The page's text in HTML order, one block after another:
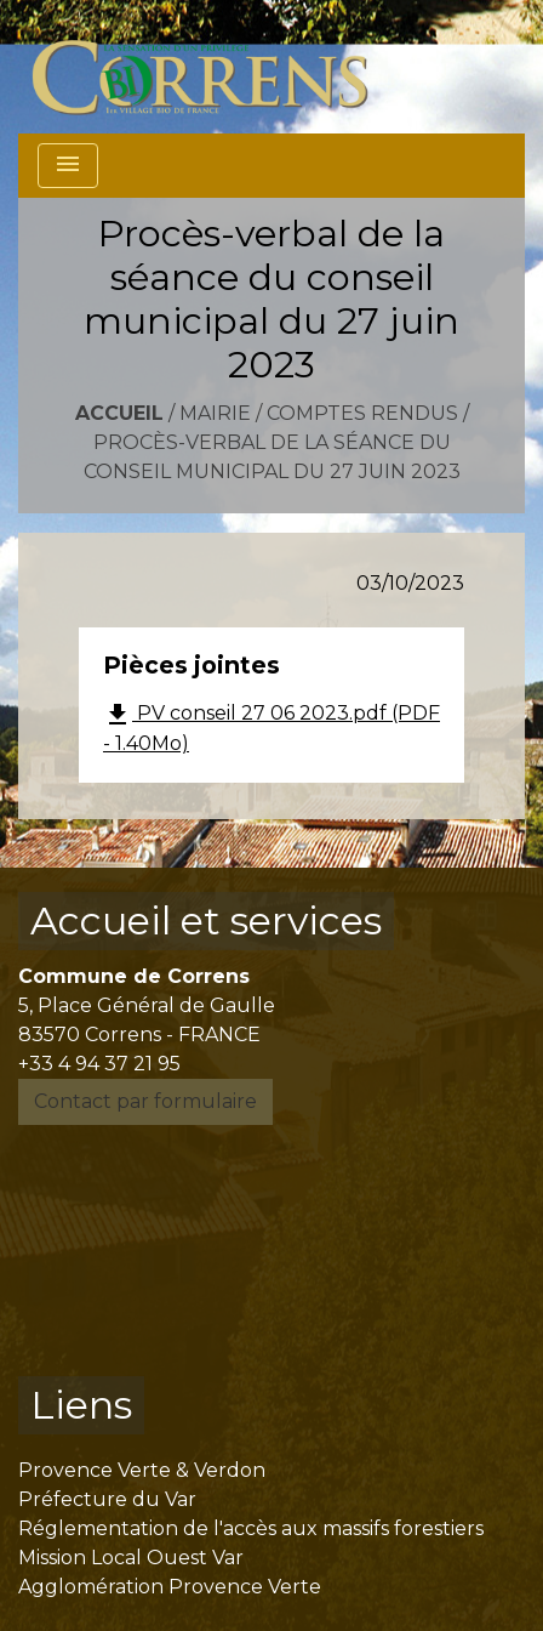
menu
Procès-verbal de la
séance du conseil
municipal du 27 juin
2023
ACCUEIL / MAIRIE / COMPTES RENDUS /
PROCÈS-VERBAL DE LA SÉANCE DU
CONSEIL MUNICIPAL DU 27 JUIN 2023
03/10/2023
Pièces jointes
file_download PV conseil 27 06 2023.pdf (PDF
- 1.40Mo)
Accueil et services
Commune de Correns
5, Place Général de Gaulle
83570 Correns - FRANCE
+33 4 94 37 21 95
Contact par formulaire
Liens
Provence Verte & Verdon
Préfecture du Var
Réglementation de l'accès aux massifs forestiers
Mission Local Ouest Var
Agglomération Provence Verte